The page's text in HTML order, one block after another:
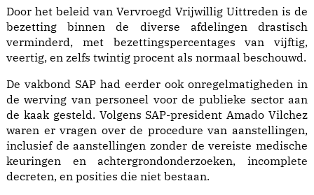
Door het beleid van Vervroegd Vrijwillig Uittreden is de
bezetting binnen de diverse afdelingen drastisch
verminderd, met bezettingspercentages van vijftig,
veertig, en zelfs twintig procent als normaal beschouwd.
De vakbond SAP had eerder ook onregelmatigheden in
de werving van personeel voor de publieke sector aan
de kaak gesteld. Volgens SAP-president Amado Vilchez
waren er vragen over de procedure van aanstellingen,
inclusief de aanstellingen zonder de vereiste medische
keuringen en achtergrondonderzoeken, incomplete
decreten, en posities die niet bestaan.